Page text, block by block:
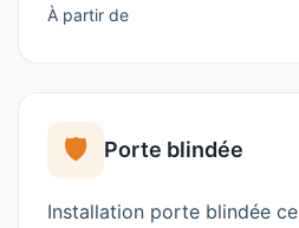
À partir de
🛡️ Porte blindée
Installation porte blindée